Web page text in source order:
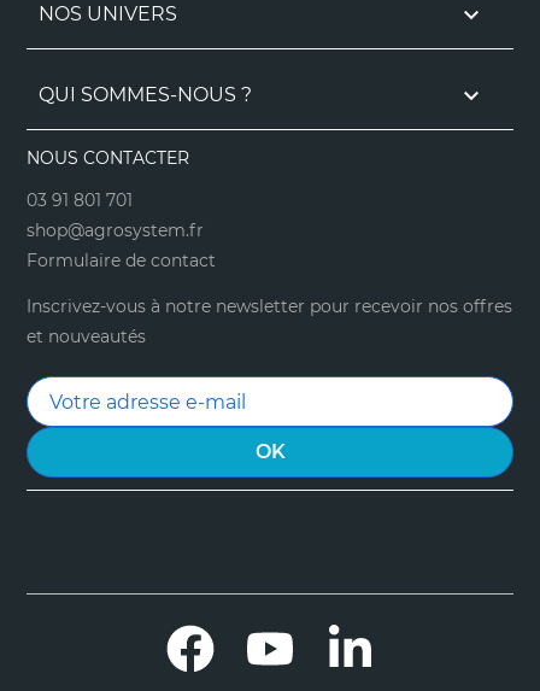
NOS UNIVERS 
QUI SOMMES-NOUS ? 
NOUS CONTACTER
03 91 801 701
shop@agrosystem.fr
Formulaire de contact
Inscrivez-vous à notre newsletter pour recevoir nos offres
et nouveautés
Facebook YouTube